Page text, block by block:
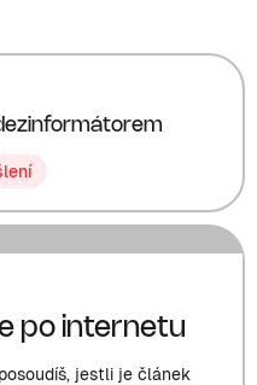
po internetu
jestli je článek